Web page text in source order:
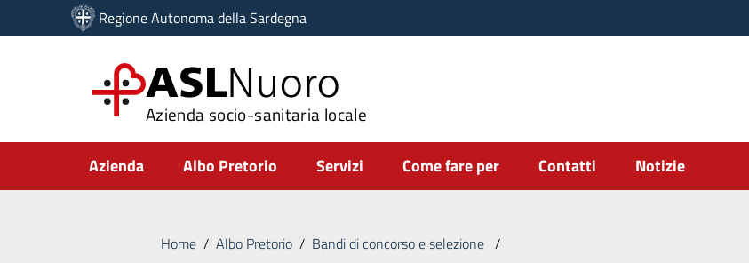
Vai ai contenuti
Vai al menu di navigazione
Regione Autonoma della Sardegna
ASLNuoro
Azienda socio-sanitaria locale
Submenu
Azienda Albo Pretorio Servizi Come fare per Contatti Notizie
Home / Albo Pretorio / Bandi di concorso e selezione /